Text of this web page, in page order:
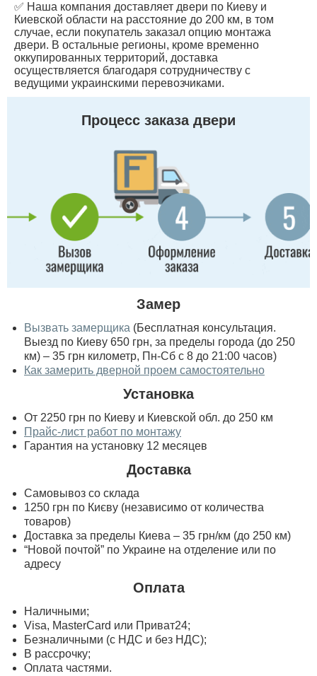
✅ Наша компания доставляет двери по Киеву и
Киевской области на расстояние до 200 км, в том
случае, если покупатель заказал опцию монтажа
двери. В остальные регионы, кроме временно
оккупированных территорий, доставка
осуществляется благодаря сотрудничеству с
ведущими украинскими перевозчиками.
Процесс заказа двери
Замер
Вызвать замерщика (Бесплатная консультация.
Выезд по Киеву 650 грн, за пределы города (до 250
км) – 35 грн километр, Пн-Сб с 8 до 21:00 часов)
Как замерить дверной проем самостоятельно
Установка
От 2250 грн по Киеву и Киевской обл. до 250 км
Прайс-лист работ по монтажу
Гарантия на установку 12 месяцев
Доставка
Самовывоз со склада
1250 грн по Києву (независимо от количества
товаров)
Доставка за пределы Киева – 35 грн/км (до 250 км)
“Новой почтой” по Украине на отделение или по
адресу
Оплата
Наличными;
Visa, MasterСard или Приват24;
Безналичными (с НДС и без НДС);
В рассрочку;
Оплата частями.